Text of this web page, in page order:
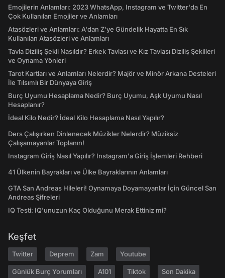
Emojilerin Anlamları: 2023 WhatsApp, Instagram ve Twitter'da En
Çok Kullanılan Emojiler ve Anlamları
Atasözleri ve Anlamları: A'dan Z'ye Gündelik Hayatta En Sık
Kullanılan Atasözleri ve Anlamları
Tavla Diziliş Şekli Nasıldır? Erkek Tavlası ve Kız Tavlası Diziliş Şekilleri
ve Oynama Yönleri
Tarot Kartları ve Anlamları Nelerdir? Majör ve Minör Arkana Desteleri
İle Tılsımlı Bir Dünyaya Giriş
Burç Uyumu Hesaplama Nedir? Burç Uyumu, Aşk Uyumu Nasıl
Hesaplanır?
İdeal Kilo Nedir? İdeal Kilo Hesaplama Nasıl Yapılır?
Ders Çalışırken Dinlenecek Müzikler Nelerdir? Müziksiz
Çalışamayanlar Toplanın!
Instagram Giriş Nasıl Yapılır? Instagram'a Giriş İşlemleri Rehberi
41 Ülkenin Bayrakları ve Ülke Bayraklarının Anlamları
GTA San Andreas Hileleri! Oynamaya Doyamayanlar İçin Güncel San
Andreas Şifreleri
IQ Testi: IQ'unuzun Kaç Olduğunu Merak Ettiniz mi?
Keşfet
Twitter Deprem Zam Youtube
Günlük Burç Yorumları A101 Tiktok Son Dakika